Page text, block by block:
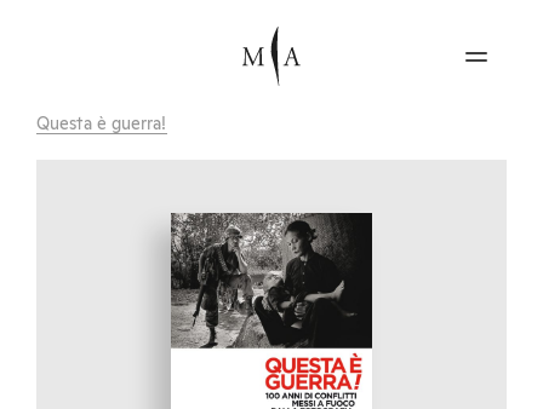
Questa è guerra!